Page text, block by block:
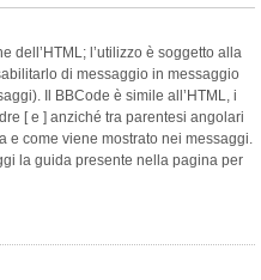
dell’HTML; l’utilizzo è soggetto alla
di messaggio in messaggio
Il BBCode è simile all’HTML, i
[ e ] anziché tra parentesi angolari
e come viene mostrato nei messaggi.
la guida presente nella pagina per